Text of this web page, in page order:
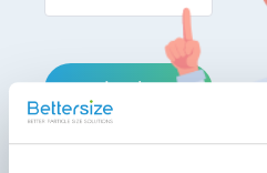
Introduction
Login